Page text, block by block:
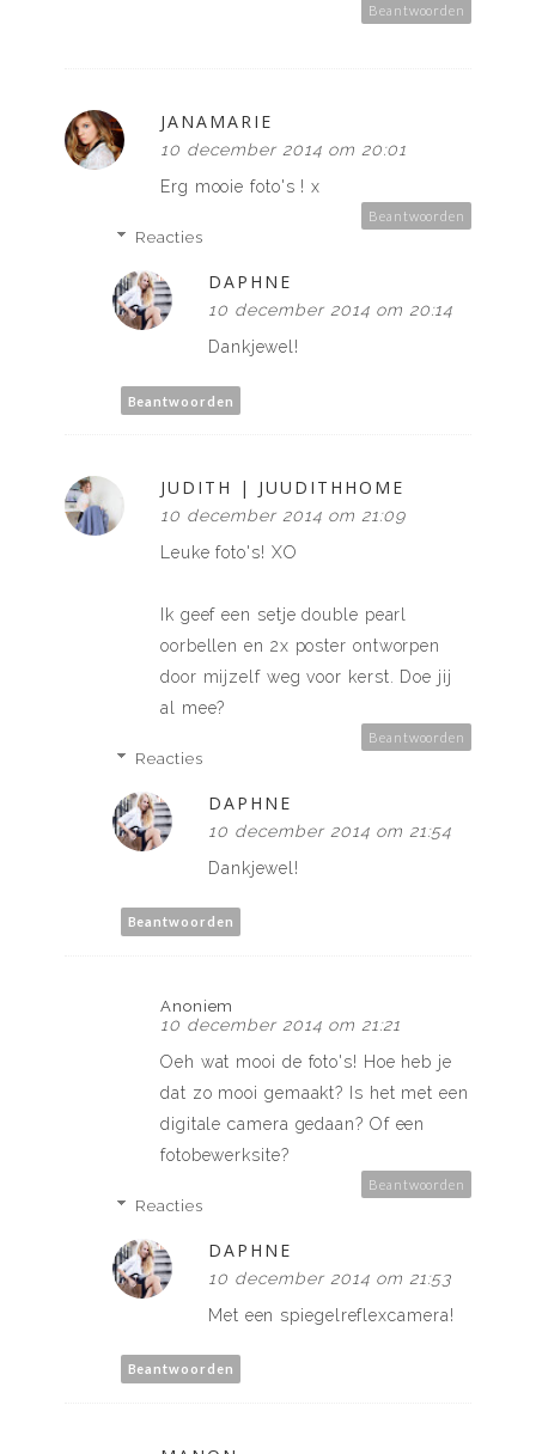
Beantwoorden
JANAMARIE
10 december 2014 om 20:01
Erg mooie foto's ! x
Beantwoorden
Reacties
DAPHNE
10 december 2014 om 20:14
Dankjewel!
Beantwoorden
JUDITH | JUUDITHHOME
10 december 2014 om 21:09
Leuke foto's! XO
Ik geef een setjedouble pearl
oorbellen en 2x poster ontworpen
door mijzelfweg voor kerst. Doe jij
al mee?
Beantwoorden
Reacties
DAPHNE
10 december 2014 om 21:54
Dankjewel!
Beantwoorden
Anoniem
10 december 2014 om 21:21
Oeh wat mooi de foto's! Hoe heb je
dat zo mooi gemaakt? Is het met een
digitale camera gedaan? Of een
fotobewerksite?
Beantwoorden
Reacties
DAPHNE
10 december 2014 om 21:53
Met een spiegelreflexcamera!
Beantwoorden